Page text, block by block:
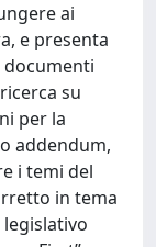
ai
e presenta
su
per la
addendum,
i temi del
in tema